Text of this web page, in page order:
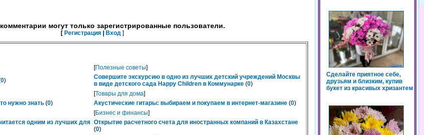
могут только зарегистрированные пользователи.
[ Регистрация Вход ]
0)
[Полезные советы]
Совершите экскурсию в одно из лучших детский учреждений Москвы
в виде детского сада Happy Children в Коммунарке (0)
нужно знать (0)
[Товары для дома]
Акустические гитары: выбираем и покупаем в интернет-магазине (0)
одним из лучших для
[Бизнес и финансы]
Открытие расчетного счета для иностранных компаний в Казахстане
(0)
Сделайте приятное себе,
друзьям и близким, купив
букет из красивых хризантем